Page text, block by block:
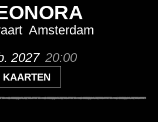
2027 20:00
KAARTEN
Amsterdam